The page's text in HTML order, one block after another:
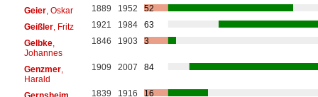
Geier, Oskar 1889 1952
52
Geißler, Fritz 1921 1984
63
Gelbke,
Johannes
1846 1903 3
Genzmer,
Harald
1909 2007 84
1839 1916 16